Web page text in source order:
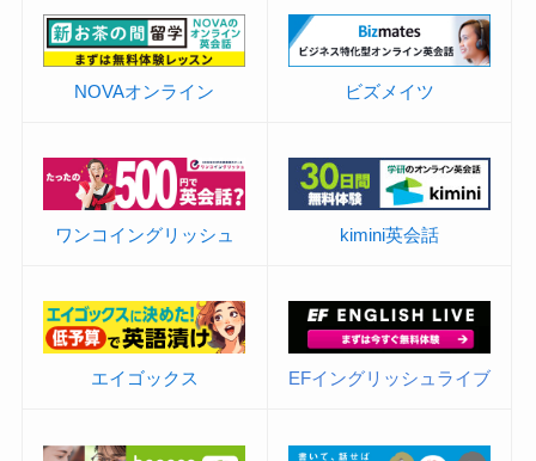
NOVAオンライン ビズメイツ
ワンコイングリッシュ kimini英会話
エイゴックス EFイングリッシュライブ